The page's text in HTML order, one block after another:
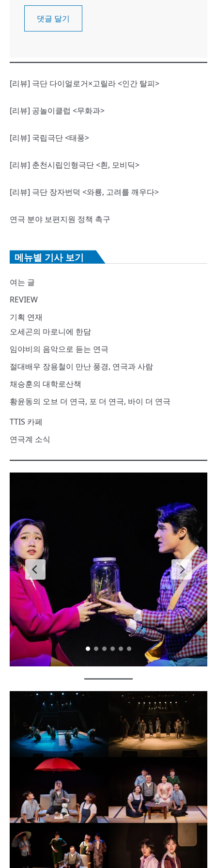
[리뷰] 극단 다이얼로거×고릴라 <인간 탈피>
[리뷰] 공놀이클럽 <무화과>
[리뷰] 국립극단 <태풍>
[리뷰] 춘천시립인형극단 <흰, 모비딕>
[리뷰] 극단 장자번덕 <와룡, 고려를 깨우다>
연극 분야 보편지원 정책 촉구
메뉴별 기사 보기
여는 글
REVIEW
기획 연재
오세곤의 마로니에 한담
임야비의 음악으로 듣는 연극
절대배우 장용철이 만난 풍경, 연극과 사람
채승훈의 대학로산책
황윤동의 오브 더 연극, 포 더 연극, 바이 더 연극
TTIS 카페
연극계 소식